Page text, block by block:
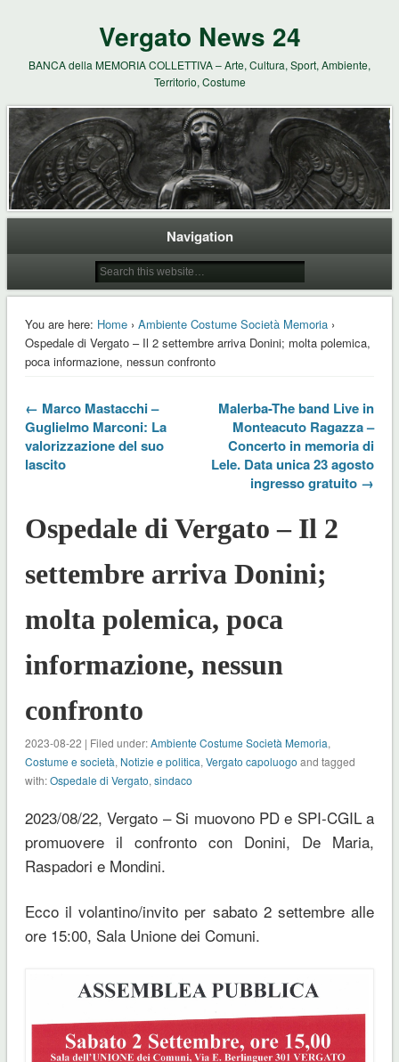
Vergato News 24
BANCA della MEMORIA COLLETTIVA – Arte, Cultura, Sport, Ambiente,
Territorio, Costume
Navigation
You are here: Home› Ambiente Costume Società Memoria›
Ospedale di Vergato – Il 2 settembre arriva Donini; molta polemica,
poca informazione, nessun confronto
← Marco Mastacchi –
Guglielmo Marconi: La
valorizzazione del suo
lascito
Malerba-The band Live in
Monteacuto Ragazza –
Concerto in memoria di
Lele. Data unica 23 agosto
ingresso gratuito →
Ospedale di Vergato – Il 2
settembre arriva Donini;
molta polemica, poca
informazione, nessun
confronto
2023-08-22 | Filed under:Ambiente Costume Società Memoria,
Costume e società, Notizie e politica, Vergato capoluogo and tagged
with:Ospedale di Vergato, sindaco
2023/08/22, Vergato – Si muovono PD e SPI-CGIL a
promuovere il confronto con Donini, De Maria,
Raspadori e Mondini.
Ecco il volantino/invito per sabato 2 settembre alle
ore 15:00, Sala Unione dei Comuni.